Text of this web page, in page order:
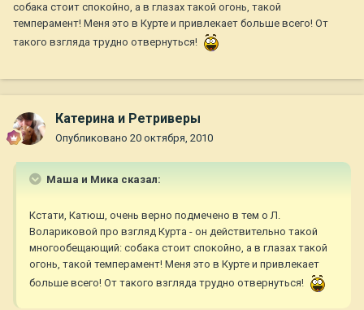
собака стоит спокойно, а в глазах такой огонь, такой
темперамент! Меня это в Курте и привлекает больше всего! От
такого взгляда трудно отвернуться!
Катерина и Ретриверы
Опубликовано 20 октября, 2010
Маша и Мика сказал:
Кстати, Катюш, очень верно подмечено в тем о Л.
Волариковой про взгляд Курта - он действительно такой
многообещающий: собака стоит спокойно, а в глазах такой
огонь, такой темперамент! Меня это в Курте и привлекает
больше всего! От такого взгляда трудно отвернуться!